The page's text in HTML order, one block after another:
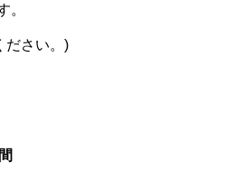
。
ださい。)